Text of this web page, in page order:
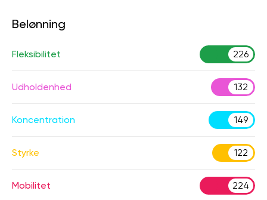
Belønning
Fleksibilitet 226
Udholdenhed 132
Koncentration 149
Styrke 122
Mobilitet 224